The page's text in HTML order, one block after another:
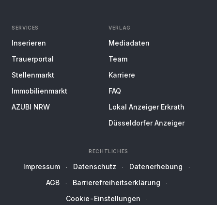
SERVICES
Inserieren
Trauerportal
Stellenmarkt
Immobilienmarkt
AZUBI NRW
VERLAG
Mediadaten
Team
Karriere
FAQ
Lokal Anzeiger Erkrath
Düsseldorfer Anzeiger
RECHTLICHES
Impressum Datenschutz
Datenerhebung
AGB
Barrierefreiheitserklärung
Cookie-Einstellungen